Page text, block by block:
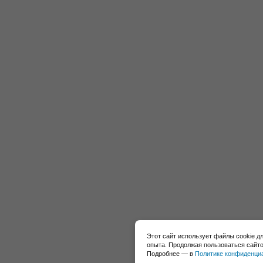
Этот сайт использует файлы cookie
опыта. Продолжая пользоваться
Подробнее — в Политике